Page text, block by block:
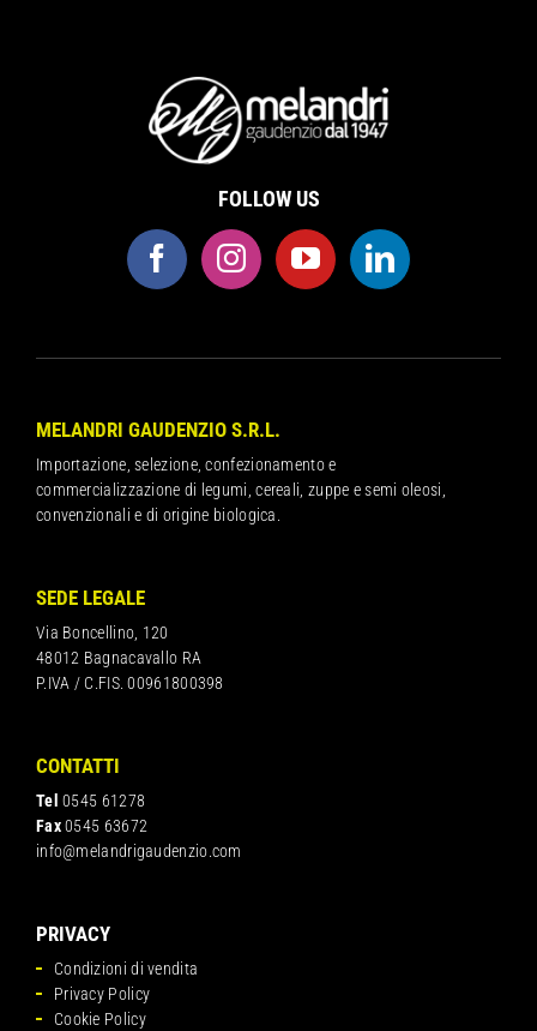
FOLLOW US
MELANDRI GAUDENZIO S.R.L.
Importazione, selezione, confezionamento e
commercializzazione di legumi, cereali, zuppe e semi oleosi,
convenzionali e di origine biologica.
SEDE LEGALE
Via Boncellino, 120
48012 Bagnacavallo RA
P.IVA / C.FIS. 00961800398
CONTATTI
Tel 0545 61278
Fax0545 63672
info@melandrigaudenzio.com
PRIVACY
Condizioni di vendita
Privacy Policy
Cookie Policy